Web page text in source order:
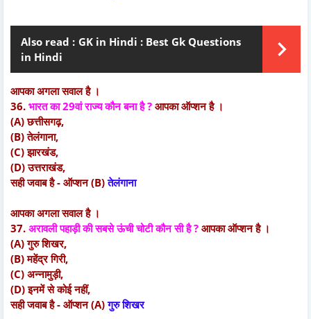
Also read : GK in Hindi : Best Gk Questions
in Hindi
आपका अगला सवाल है ।
36. भारत का 29वां राज्य कौन बना है ? आपका ऑप्शन है ।
(A) छत्तीसगढ़,
(B) तेलंगाना,
(C) झारखंड,
(D) उत्तराखंड,
सही जवाब है - ऑप्शन (B)तेलंगाना
आपका अगला सवाल है ।
37. अरावली पहाड़ी की सबसे ऊंची चोटी कौन सी है ? आपका ऑप्शन है ।
(A) गुरु शिखर,
(B) महेंद्र गिरी,
(C) अन्नामुड़ी,
(D) इनमें से कोई नहीं,
सही जवाब है - ऑप्शन (A)गुरु शिखर